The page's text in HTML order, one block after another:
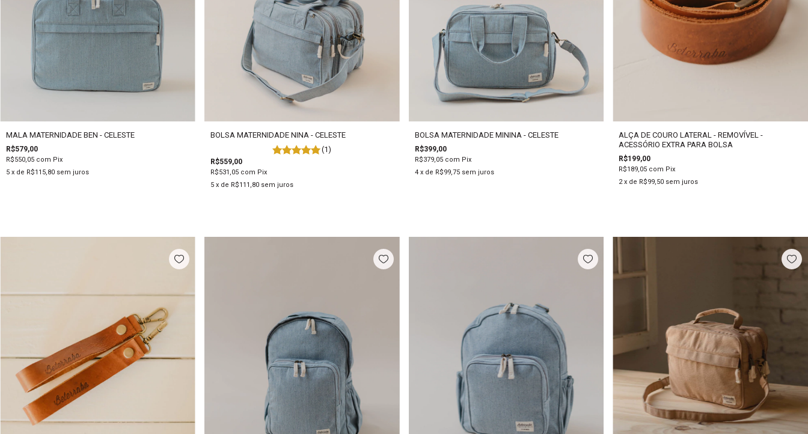
MALA MATERNIDADE BEN - CELESTE
R$579,00
R$550,05 com Pix
5 x de R$115,80 sem juros
BOLSA MATERNIDADE NINA - CELESTE
(1)
R$559,00
R$531,05 com Pix
5 x de R$111,80 sem juros
BOLSA MATERNIDADE MININA - CELESTE
R$399,00
R$379,05 com Pix
4 x de R$99,75 sem juros
ALÇA DE COURO LATERAL - REMOVÍVEL -
ACESSÓRIO EXTRA PARA BOLSA
R$199,00
R$189,05 com Pix
2 x de R$99,50 sem juros